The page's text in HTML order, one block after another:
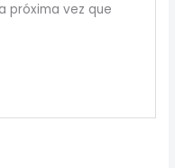
próxima vez que